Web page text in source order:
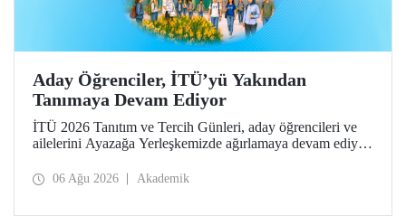
Aday Öğrenciler, İTÜ’yü Yakından
Tanımaya Devam Ediyor
İTÜ 2026 Tanıtım ve Tercih Günleri, aday öğrencileri ve
ailelerini Ayazağa Yerleşkemizde ağırlamaya devam ediyor.
ilgili fakülte ve birimler adaylara bilgi vermeye devam
06 Ağu 2026 Akademik